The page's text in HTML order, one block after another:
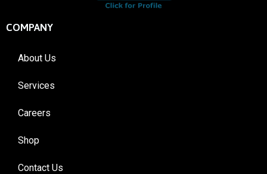
COMPANY
About Us
Services
Careers
Shop
Contact Us